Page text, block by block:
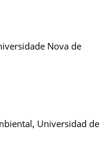
Nova de
Universidad de